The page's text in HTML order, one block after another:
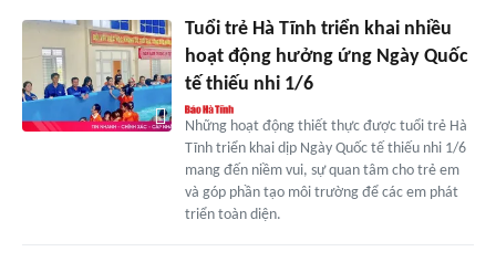
Tuổi trẻ Hà Tĩnh triển khai nhiều
hoạt động hưởng ứng Ngày Quốc
tế thiếu nhi 1/6
Những hoạt động thiết thực được tuổi trẻ Hà
Tĩnh triển khai dịp Ngày Quốc tế thiếu nhi 1/6
mang đến niềm vui, sự quan tâm cho trẻ em
và góp phần tạo môi trường để các em phát
triển toàn diện.